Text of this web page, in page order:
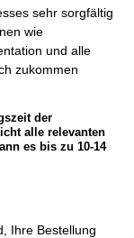
sehr sorgfältig
wie
und alle
zukommen
der
alle relevanten
es bis zu 10-14
Ihre Bestellung